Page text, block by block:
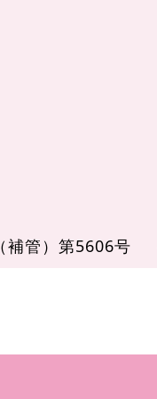
（補管）第5606号